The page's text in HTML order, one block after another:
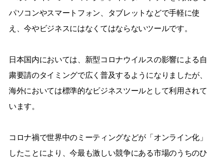
パソコンやスマートフォン、タブレットなどで手軽に使
え、今やビジネスにはなくてはならないツールです。
日本国内においては、新型コロナウイルスの影響による自
粛要請のタイミングで広く普及するようになりましたが、
海外においては標準的なビジネスツールとして利用されて
います。
コロナ禍で世界中のミーティングなどが「オンライン化」
したことにより、今最も激しい競争にある市場のうちのひ